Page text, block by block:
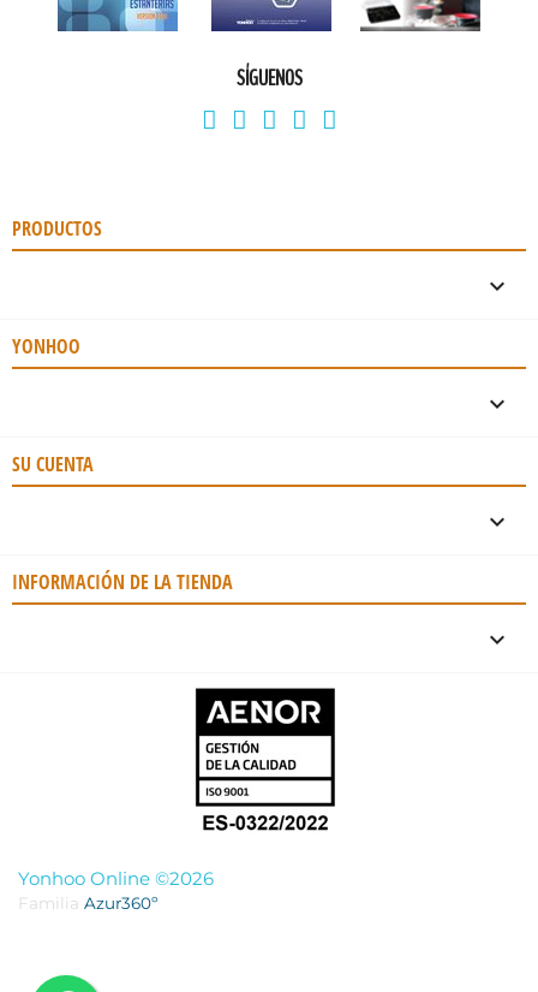
SÍGUENOS
PRODUCTOS

YONHOO

SU CUENTA

INFORMACIÓN DE LA TIENDA
keyboard_arrow_down
Yonhoo Online ©2026
Familia Azur360º